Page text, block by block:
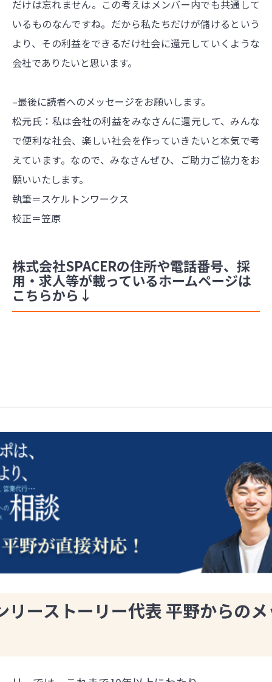
だけは忘れません。この考えはメンバー内でも共通して
いるものなんですね。だから私たちだけが儲けるという
より、その利益をできるだけ社会に還元していくような
会社でありたいと思います。
–最後に読者へのメッセージをお願いします。
松元氏：私は会社の利益をみなさんに還元して、みんな
で便利な社会、楽しい社会を作っていきたいと本気で考
えています。なので、みなさんぜひ、ご助力ご協力をお
願いいたします。
執筆＝スケルトンワークス
校正＝笠原
株式会社SPACERの住所や電話番号、採
用・求人等が載っているホームページは
こちらから↓
リーストーリー代表 平野からの